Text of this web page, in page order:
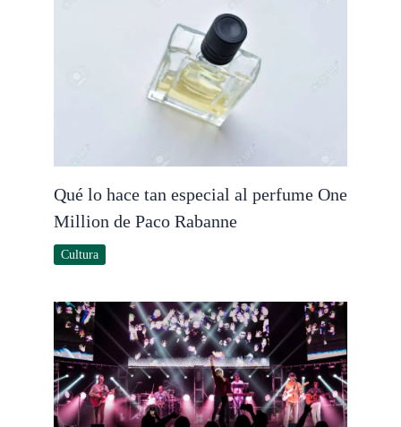
Qué lo hace tan especial al perfume One
Million de Paco Rabanne
Cultura